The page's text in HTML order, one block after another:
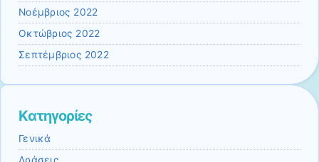
Νοέμβριος 2022
Οκτώβριος 2022
Σεπτέμβριος 2022
Kατηγορίες
Γενικά